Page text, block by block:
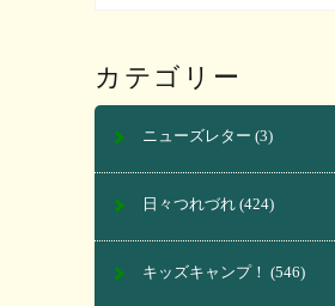
カテゴリー
ニューズレター (3)
日々つれづれ (424)
キッズキャンプ！ (546)